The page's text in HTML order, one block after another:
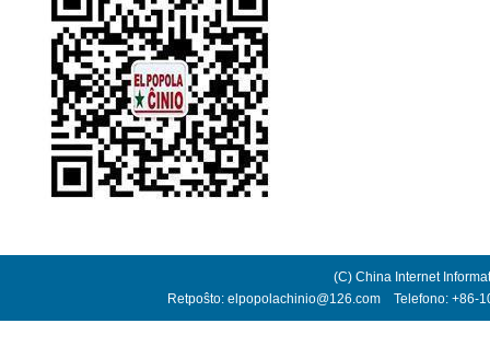
(C) China Internet
Retpoŝto: elpopolachinio@126.com Telefono: +86-